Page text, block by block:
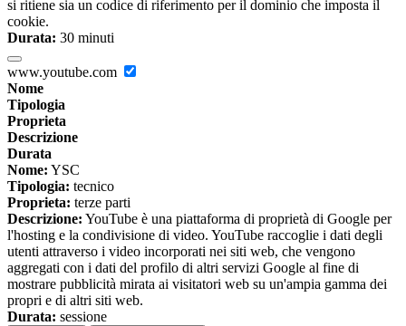
si ritiene sia un codice di riferimento per il dominio che imposta il
cookie.
Durata: 30 minuti
www.youtube.com
Nome
Tipologia
Proprieta
Descrizione
Durata
Nome: YSC
Tipologia: tecnico
Proprieta: terze parti
Descrizione: YouTube è una piattaforma di proprietà di Google per
l'hosting e la condivisione di video. YouTube raccoglie i dati degli
utenti attraverso i video incorporati nei siti web, che vengono
aggregati con i dati del profilo di altri servizi Google al fine di
mostrare pubblicità mirata ai visitatori web su un'ampia gamma dei
propri e di altri siti web.
Durata: sessione